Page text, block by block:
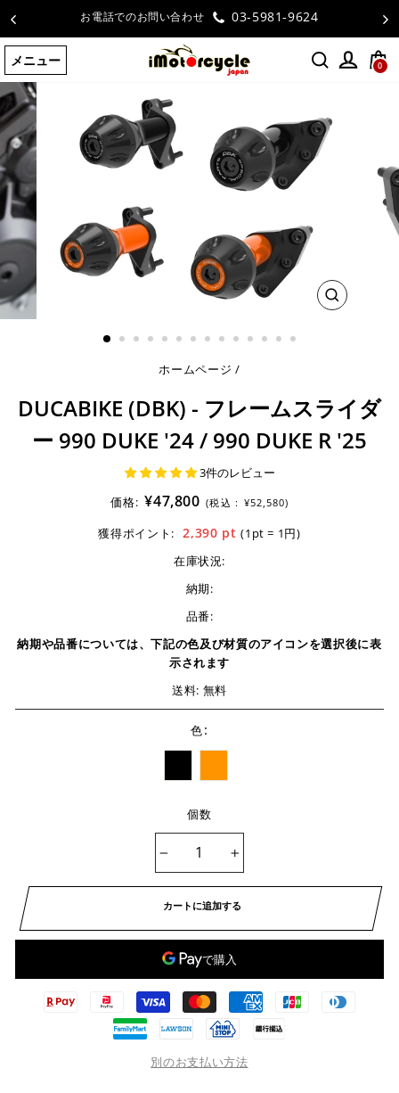
テ
ン
ツ
に
ス
キ
ッ
プ
す
る
お電話でのお問い合わせ 03-5981-9624
メニュー 0
閉
ホームページ /
DUCABIKE (DBK) - フレームスライダ
ー 990 DUKE '24 / 990 DUKE R '25
3件のレビュー
価格: ¥47,800 (税込 : ¥52,580)
獲得ポイント: 2,390 pt(1pt = 1円)
在庫状況:
納期:
品番:
納期や品番については、下記の色及び材質のアイコンを選択後に表
示されます
送料: 無料
色:
個数
カートに追加する
別のお支払い方法